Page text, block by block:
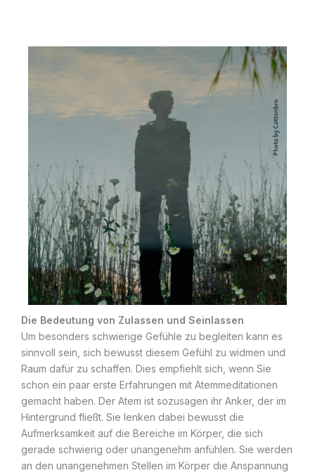
Die Bedeutung von Zulassen und Seinlassen
Um besonders schwierige Gefühle zu begleiten kann es
sinnvoll sein, sich bewusst diesem Gefühl zu widmen und
Raum dafür zu schaffen. Dies empfiehlt sich, wenn Sie
schon ein paar erste Erfahrungen mit Atemmeditationen
gemacht haben. Der Atem ist sozusagen ihr Anker, der im
Hintergrund fließt. Sie lenken dabei bewusst die
Aufmerksamkeit auf die Bereiche im Körper, die sich
gerade schwierig oder unangenehm anfühlen. Sie werden
an den unangenehmen Stellen im Körper die Anspannung